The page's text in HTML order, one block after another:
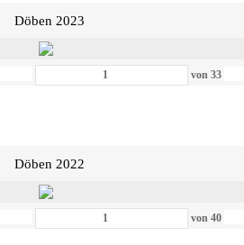
Döben 2023
von33
Döben 2022
von40